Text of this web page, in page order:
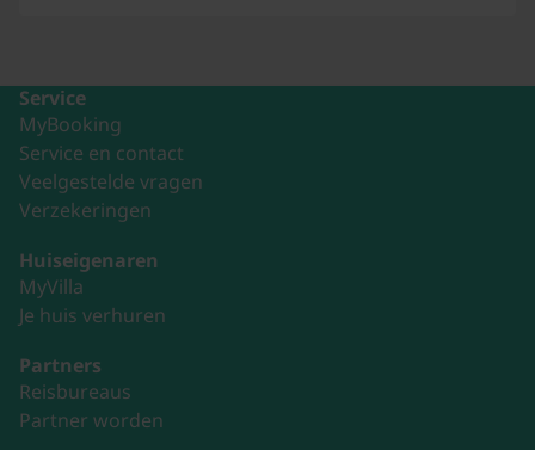
Service
MyBooking
Service en contact
Veelgestelde vragen
Verzekeringen
Huiseigenaren
MyVilla
Je huis verhuren
Partners
Reisbureaus
Partner worden